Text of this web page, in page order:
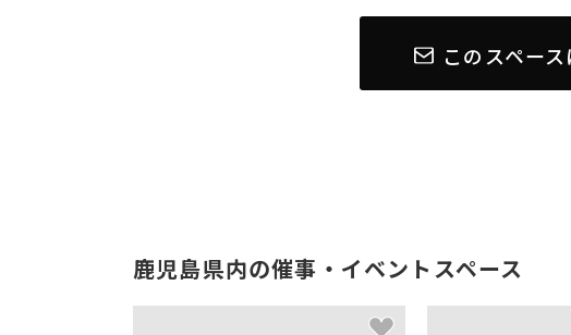
このスペー
鹿児島県内の催事・イベントスペース